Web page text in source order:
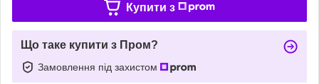
Купити з
Що таке купити з Пром?
Замовлення під захистом